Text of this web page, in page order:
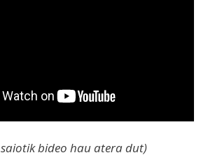
saiotik bideo hau atera dut)